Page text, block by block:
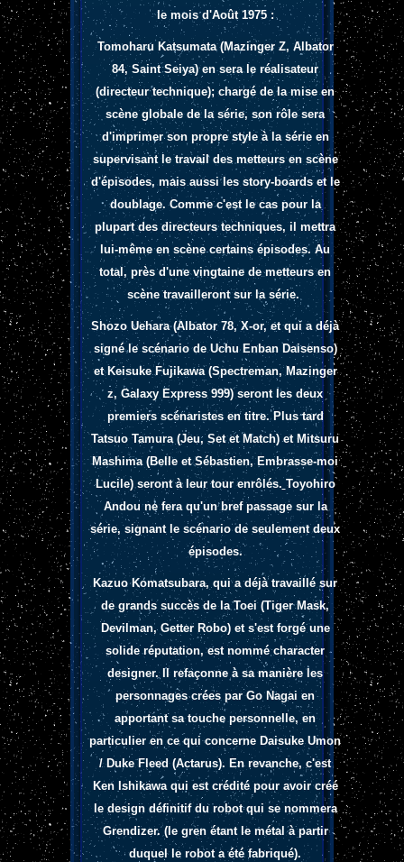
le mois d'Août 1975 :
Tomoharu Katsumata (Mazinger Z, Albator
84, Saint Seiya) en sera le réalisateur
(directeur technique); chargé de la mise en
scène globale de la série, son rôle sera
d'imprimer son propre style à la série en
supervisant le travail des metteurs en scène
d'épisodes, mais aussi les story-boards et le
doublage. Comme c'est le cas pour la
plupart des directeurs techniques, il mettra
lui-même en scène certains épisodes. Au
total, près d'une vingtaine de metteurs en
scène travailleront sur la série.
Shozo Uehara (Albator 78, X-or, et qui a déjà
signé le scénario de Uchu Enban Daisenso)
et Keisuke Fujikawa (Spectreman, Mazinger
z, Galaxy Express 999) seront les deux
premiers scénaristes en titre. Plus tard
Tatsuo Tamura (Jeu, Set et Match) et Mitsuru
Mashima (Belle et Sébastien, Embrasse-moi
Lucile) seront à leur tour enrôlés. Toyohiro
Andou ne fera qu'un bref passage sur la
série, signant le scénario de seulement deux
épisodes.
Kazuo Komatsubara, qui a déjà travaillé sur
de grands succès de la Toei (Tiger Mask,
Devilman, Getter Robo) et s'est forgé une
solide réputation, est nommé character
designer. Il refaçonne à sa manière les
personnages crées par Go Nagai en
apportant sa touche personnelle, en
particulier en ce qui concerne Daisuke Umon
/ Duke Fleed (Actarus). En revanche, c'est
Ken Ishikawa qui est crédité pour avoir créé
le design définitif du robot qui se nommera
Grendizer.(le gren étant le métal à partir
duquel le robot a été fabriqué).